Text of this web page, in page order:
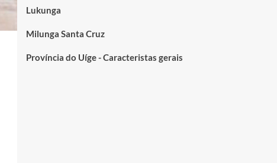
Lukunga
Milunga Santa Cruz
Província do Uíge - Caracteristas gerais